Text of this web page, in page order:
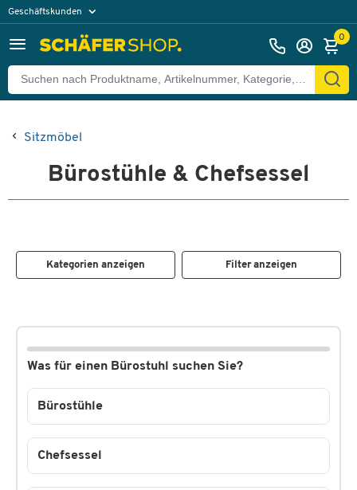
Geschäftskunden
0
Sitzmöbel
Bürostühle & Chefsessel
Kategorien anzeigen Filter anzeigen
Was für einen Bürostuhl suchen Sie?
Bürostühle
Chefsessel